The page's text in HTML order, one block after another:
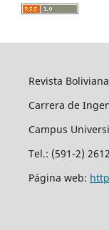
Revista
Carrera de
Campus
Tel.: (591-2)
Página web: